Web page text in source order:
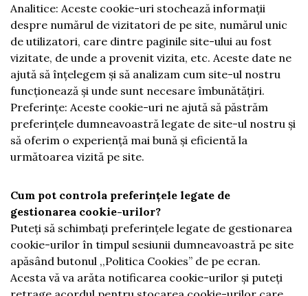
Analitice: Aceste cookie-uri stochează informații
despre numărul de vizitatori de pe site, numărul unic
de utilizatori, care dintre paginile site-ului au fost
vizitate, de unde a provenit vizita, etc. Aceste date ne
ajută să înțelegem și să analizam cum site-ul nostru
funcționează și unde sunt necesare îmbunătățiri.
Preferințe: Aceste cookie-uri ne ajută să păstrăm
preferințele dumneavoastră legate de site-ul nostru și
să oferim o experiență mai bună și eficientă la
următoarea vizită pe site.
Cum pot controla preferințele legate de
gestionarea cookie-urilor?
Puteți să schimbați preferințele legate de gestionarea
cookie-urilor în timpul sesiunii dumneavoastră pe site
apăsând butonul ,,Politica Cookies” de pe ecran.
Acesta vă va arăta notificarea cookie-urilor și puteți